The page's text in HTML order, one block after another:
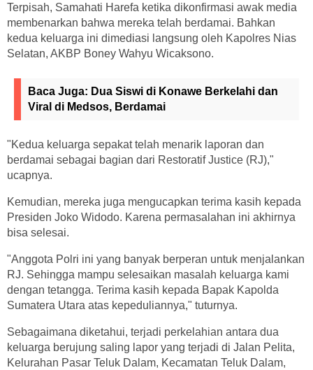
Terpisah, Samahati Harefa ketika dikonfirmasi awak media
membenarkan bahwa mereka telah berdamai. Bahkan
kedua keluarga ini dimediasi langsung oleh Kapolres Nias
Selatan, AKBP Boney Wahyu Wicaksono.
Baca Juga: Dua Siswi di Konawe Berkelahi dan
Viral di Medsos, Berdamai
"Kedua keluarga sepakat telah menarik laporan dan
berdamai sebagai bagian dari Restoratif Justice (RJ),"
ucapnya.
Kemudian, mereka juga mengucapkan terima kasih kepada
Presiden Joko Widodo. Karena permasalahan ini akhirnya
bisa selesai.
"Anggota Polri ini yang banyak berperan untuk menjalankan
RJ. Sehingga mampu selesaikan masalah keluarga kami
dengan tetangga. Terima kasih kepada Bapak Kapolda
Sumatera Utara atas kepeduliannya," tuturnya.
Sebagaimana diketahui, terjadi perkelahian antara dua
keluarga berujung saling lapor yang terjadi di Jalan Pelita,
Kelurahan Pasar Teluk Dalam, Kecamatan Teluk Dalam,